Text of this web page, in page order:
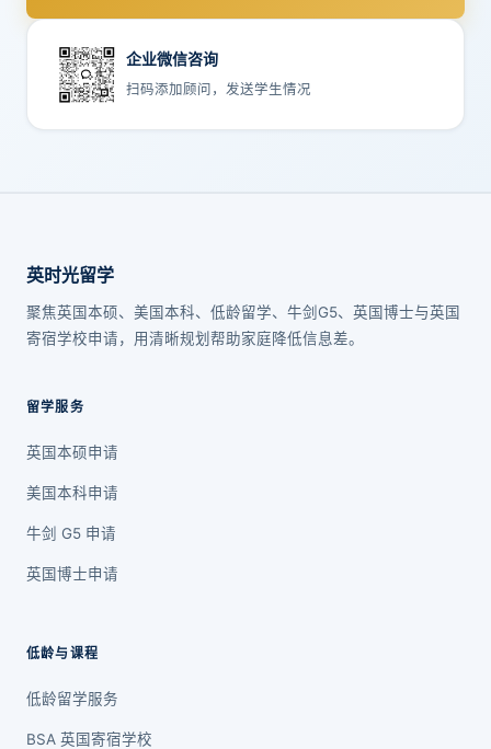
企业微信咨询
扫码添加顾问，发送学生情况
英时光留学
聚焦英国本硕、美国本科、低龄留学、牛剑G5、英国博士与英国
寄宿学校申请，用清晰规划帮助家庭降低信息差。
留学服务
英国本硕申请
美国本科申请
牛剑 G5 申请
英国博士申请
低龄与课程
低龄留学服务
BSA 英国寄宿学校